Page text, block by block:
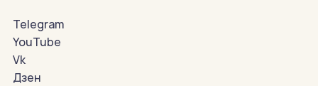
Telegram
YouTube
Vk
Дзен